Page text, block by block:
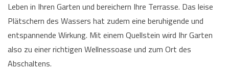
Leben in Ihren Garten und bereichern Ihre Terrasse. Das leise
Plätschern des Wassers hat zudem eine beruhigende und
entspannende Wirkung. Mit einem Quellstein wird Ihr Garten
also zu einer richtigen Wellnessoase und zum Ort des
Abschaltens.